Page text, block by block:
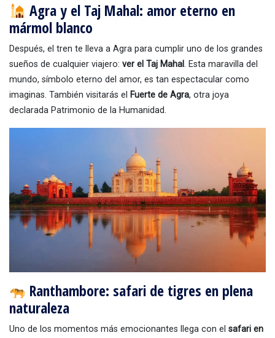
Agra y el Taj Mahal: amor eterno en
mármol blanco
Después, el tren te lleva a Agra para cumplir uno de los grandes
sueños de cualquier viajero: ver el Taj Mahal. Esta maravilla del
mundo, símbolo eterno del amor, es tan espectacular como
imaginas. También visitarás el Fuerte de Agra, otra joya
declarada Patrimonio de la Humanidad.
Ranthambore: safari de tigres en plena
naturaleza
Uno de los momentos más emocionantes llega con el safari en